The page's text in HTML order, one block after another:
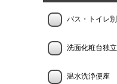
バス・トイレ別
洗面化粧台独立
温水洗浄便座